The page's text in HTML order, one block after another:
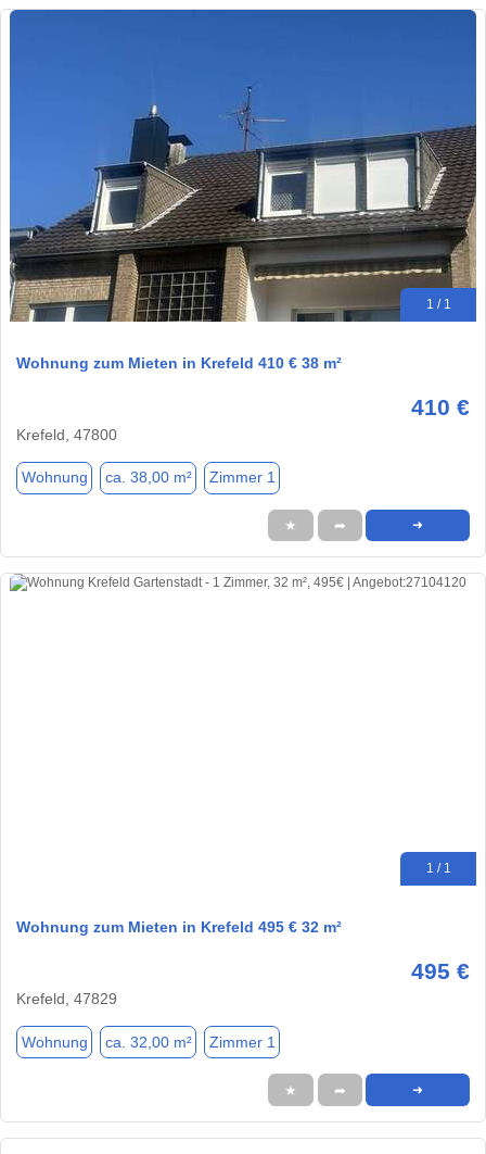
1 / 1
Wohnung zum Mieten in Krefeld 410 € 38 m²
410 €
Krefeld, 47800
Wohnung ca. 38,00 m² Zimmer 1
★ ➦ ➜
1 / 1
Wohnung zum Mieten in Krefeld 495 € 32 m²
495 €
Krefeld, 47829
Wohnung ca. 32,00 m² Zimmer 1
★ ➦ ➜